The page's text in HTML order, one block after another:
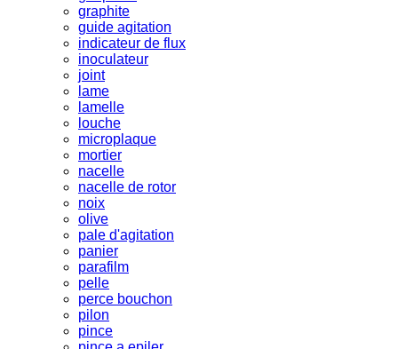
graphite
guide agitation
indicateur de flux
inoculateur
joint
lame
lamelle
louche
microplaque
mortier
nacelle
nacelle de rotor
noix
olive
pale d'agitation
panier
parafilm
pelle
perce bouchon
pilon
pince